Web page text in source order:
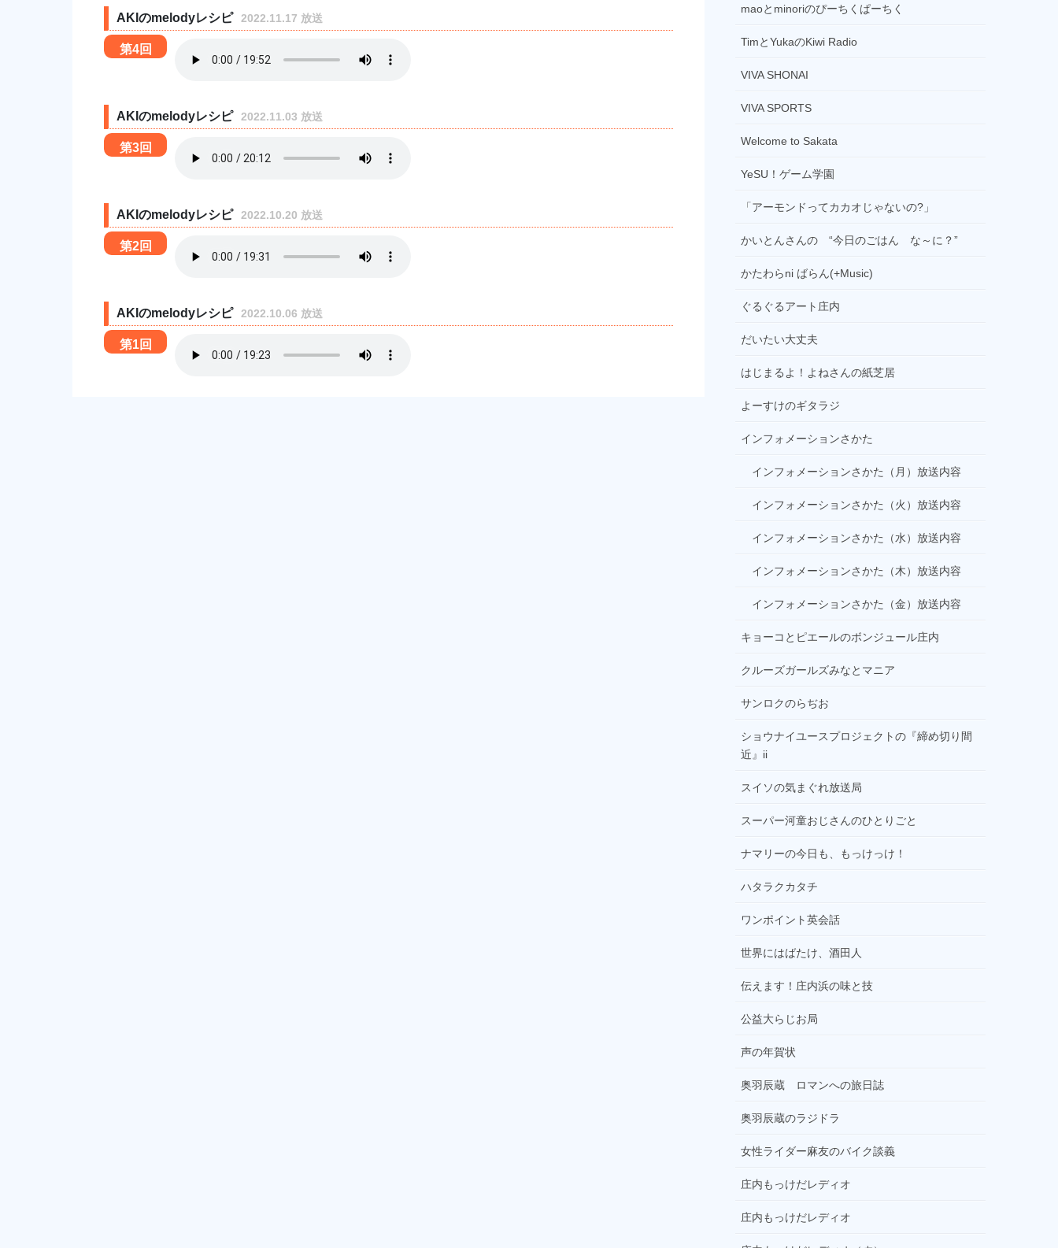
AKIのmelodyレシピ 2022.11.17 放送
第4回
AKIのmelodyレシピ 2022.11.03 放送
第3回
AKIのmelodyレシピ 2022.10.20 放送
第2回
AKIのmelodyレシピ 2022.10.06 放送
第1回
Radio Star Audition
00:00
モナリザラウンジ
02:00
03:00
週間メディア通信
slow life,slow music
maoとminoriのぴーちくぱーちく
TimとYukaのKiwi Radio
VIVA SHONAI
VIVA SPORTS
Welcome to Sakata
YeSU！ゲーム学園
「アーモンドってカカオじゃないの?」
かいとんさんの “今日のごはん な～に？”
かたわらni ばらん(+Music)
ぐるぐるアート庄内
だいたい大丈夫
はじまるよ！よねさんの紙芝居
よーすけのギタラジ
インフォメーションさかた
インフォメーションさかた（月）放送内容
インフォメーションさかた（火）放送内容
インフォメーションさかた（水）放送内容
インフォメーションさかた（木）放送内容
インフォメーションさかた（金）放送内容
キョーコとピエールのボンジュール庄内
クルーズガールズみなとマニア
サンロクのらぢお
ショウナイユースプロジェクトの『締め切り間
近』ii
スイソの気まぐれ放送局
スーパー河童おじさんのひとりごと
ナマリーの今日も、もっけっけ！
ハタラクカタチ
ワンポイント英会話
世界にはばたけ、酒田人
伝えます！庄内浜の味と技
公益大らじお局
声の年賀状
奥羽辰蔵 ロマンへの旅日誌
奥羽辰蔵のラジドラ
女性ライダー麻友のバイク談義
庄内もっけだレディオ
庄内もっけだレディオ